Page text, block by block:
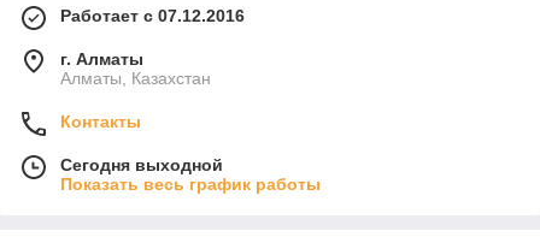
Работает с 07.12.2016
г. Алматы
Алматы, Казахстан
Контакты
Сегодня выходной
Показать весь график работы